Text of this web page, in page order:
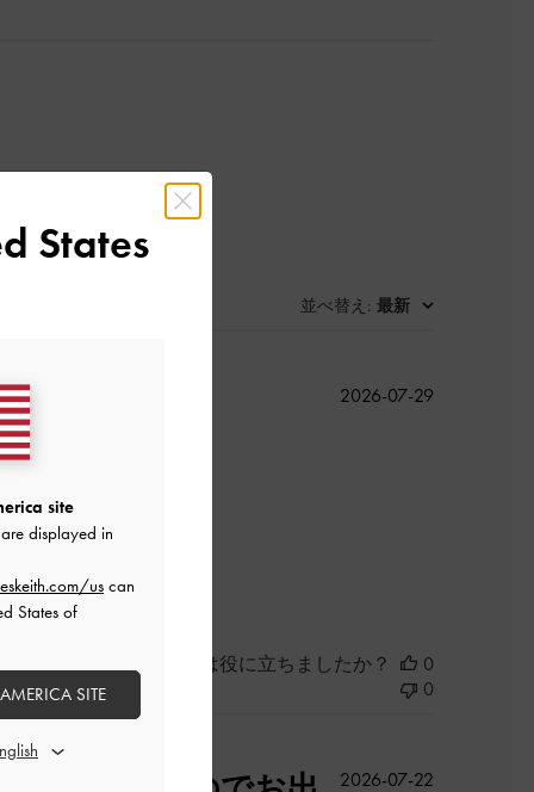
並べ替え : 最新
公
2026-07-29
このレビューは役に立ちましたか？
0
0
公
2026-07-22
States
site
displayed in
uscan
States of
SITE